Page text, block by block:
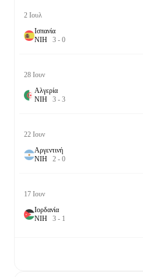
2 Ιουλ
Ισπανία
ΝΙΗ 3 - 0
28 Ιουν
Αλγερία
ΝΙΗ 3 - 3
22 Ιουν
Αργεντινή
ΝΙΗ 2 - 0
17 Ιουν
Ιορδανία
ΝΙΗ 3 - 1